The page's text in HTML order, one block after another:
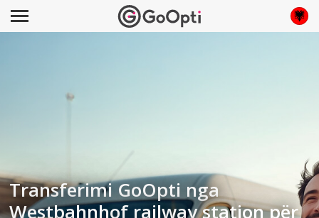
Transferimi GoOpti nga
Westbahnhof railway station për